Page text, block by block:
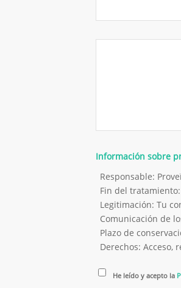
Información sobre
Responsable:
Fin del
Legitimación: Tu
Comunicación de
Plazo de
Derechos: Acceso,
He leído y acepto la